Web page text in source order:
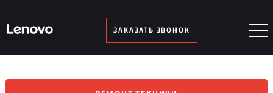
ЗАКАЗАТЬ ЗВОНОК